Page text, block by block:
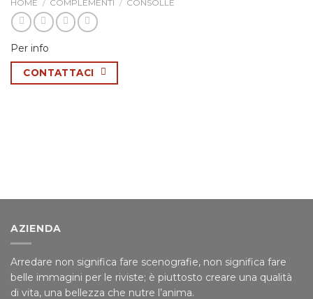
HOME / COMPLEMENTI / CONSOLLE
Per info
CONTATTACI
AZIENDA
Arredare non significa fare scenografie, non significa fare
belle immagini per le riviste; è piuttosto creare una qualità
di vita, una bellezza che nutre l’anima.